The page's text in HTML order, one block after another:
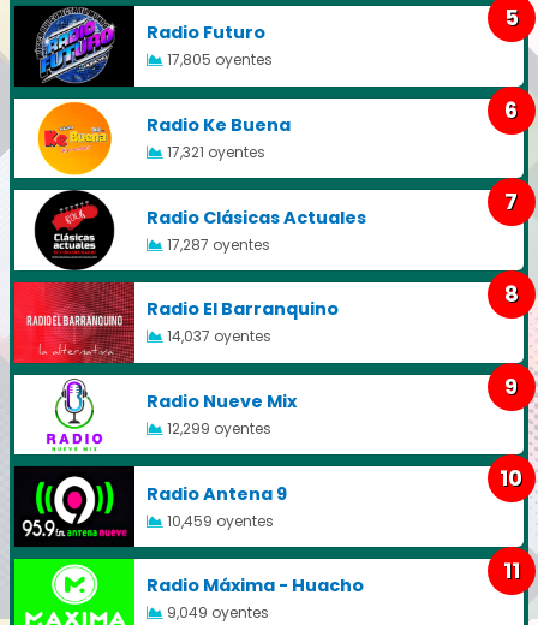
Radio Futuro
17,805 oyentes
5
Radio Ke Buena
17,321 oyentes
6
Radio Clásicas Actuales
17,287 oyentes
7
Radio El Barranquino
14,037 oyentes
8
Radio Nueve Mix
12,299 oyentes
9
Radio Antena 9
10,459 oyentes
10
Radio Máxima - Huacho
9,049 oyentes
11